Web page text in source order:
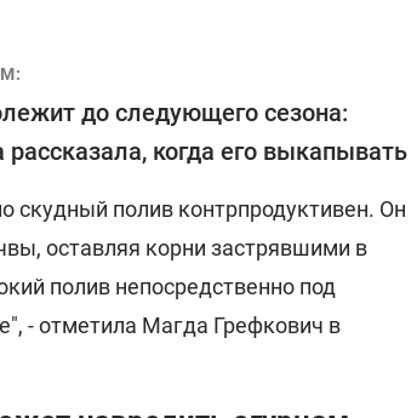
до следующего сезона:
рассказала, когда его выкапывать
скудный полив контрпродуктивен. Он
оставляя корни застрявшими в
полив непосредственно под
- отметила Магда Грефкович в